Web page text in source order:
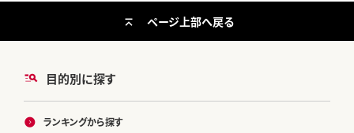
目的別に探す
ランキングから探す
ページ上部へ戻る